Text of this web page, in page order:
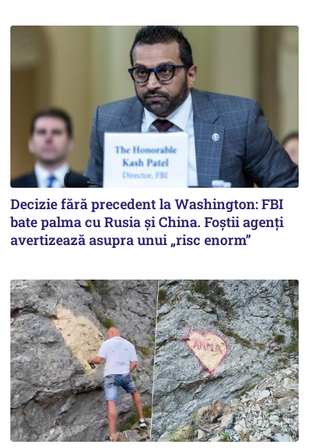
Decizie fără precedent la Washington: FBI
bate palma cu Rusia și China. Foștii agenți
avertizează asupra unui „risc enorm”